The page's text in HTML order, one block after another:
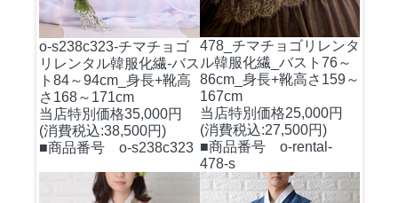
o-s238c323-チマチョゴ
リレンタル韓服化繊-バス
ト84～94cm_身長+靴高
さ168～171cm
当店特別価格35,000円
(消費税込:38,500円)
■商品番号 o-s238c323
478_チマチョゴリレンタ
ル韓服化繊_バスト76～
86cm_身長+靴高さ159～
167cm
当店特別価格25,000円
(消費税込:27,500円)
■商品番号 o-rental-
478-s